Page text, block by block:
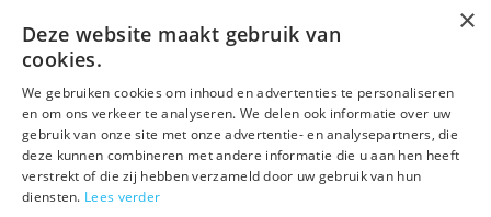
aanbiedingen.
Abonneer
×
Deze website maakt gebruik van
cookies.
We gebruiken cookies om inhoud en advertenties te personaliseren
en om ons verkeer te analyseren. We delen ook informatie over uw
gebruik van onze site met onze advertentie- en analysepartners, die
deze kunnen combineren met andere informatie die u aan hen heeft
verstrekt of die zij hebben verzameld door uw gebruik van hun
diensten. Lees verder